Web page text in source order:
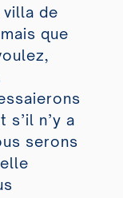
villa de
que
n’y a
serons